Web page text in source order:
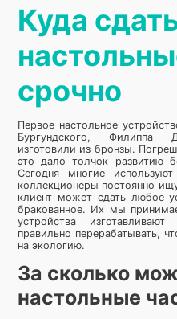
Куда
срочно
Первое настольное
Бургундского, Филиппа
изготовили из бронзы.
это дало толчок развитию
Сегодня многие
коллекционеры постоянно
клиент может сдать любое
бракованное. Их мы
устройства
правильно перерабатывать,
на экологию.
За сколько
настольные